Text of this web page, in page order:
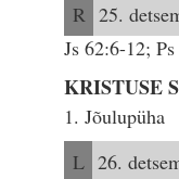
R 25.
Js 62:6-12;
KRISTUSE
1. Jõulupüha
L 26.